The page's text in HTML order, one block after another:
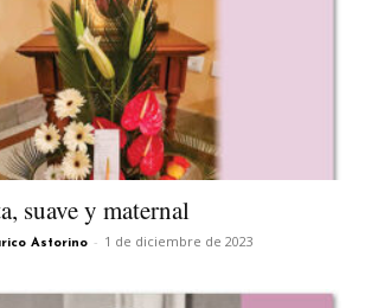
suave y maternal
Astorino - 1 de diciembre de 2023